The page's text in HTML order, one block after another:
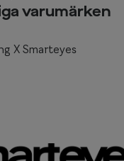
varumärken
X Smarteyes